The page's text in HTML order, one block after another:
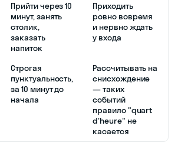
Прийти через 10
минут, занять
столик,
заказать
напиток
Приходить
ровно вовремя
и нервно ждать
у входа
Строгая
пунктуальность,
за 10 минут до
начала
Рассчитывать на
снисхождение
— таких
событий
правило "quart
d'heure" не
касается